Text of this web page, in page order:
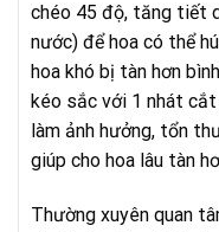
chéo 45 độ, tăng tiết
nước) để hoa có thể
hoa khó bị tàn hơn
kéo sắc với 1 nhát
làm ảnh hưởng, tổn
giúp cho hoa lâu tàn
Thường xuyên quan